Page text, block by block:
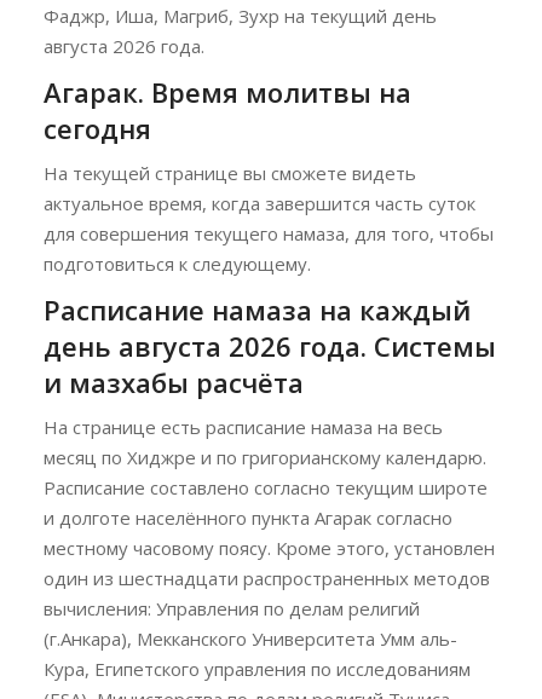
Фаджр, Иша, Магриб, Зухр на текущий день
августа 2026 года.
Агарак. Время молитвы на
сегодня
На текущей странице вы сможете видеть
актуальное время, когда завершится часть суток
для совершения текущего намаза, для того, чтобы
подготовиться к следующему.
Расписание намаза на каждый
день августа 2026 года. Системы
и мазхабы расчёта
На странице есть расписание намаза на весь
месяц по Хиджре и по григорианскому календарю.
Расписание составлено согласно текущим широте
и долготе населённого пункта Агарак согласно
местному часовому поясу. Кроме этого, установлен
один из шестнадцати распространенных методов
вычисления: Управления по делам религий
(г.Анкара), Мекканского Университета Умм аль-
Кура, Египетского управления по исследованиям